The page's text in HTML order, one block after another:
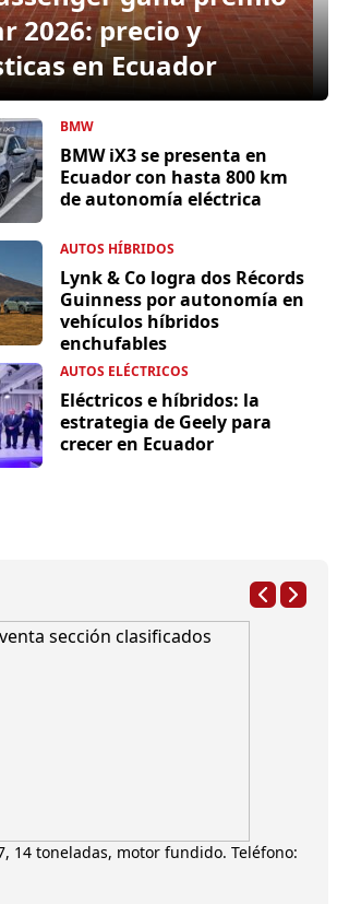
2026: precio y
en Ecuador
BMW
BMW iX3 se presenta en
Ecuador con hasta 800 km
de autonomía eléctrica
AUTOS HÍBRIDOS
Lynk & Co logra dos Récords
Guinness por autonomía en
vehículos híbridos
enchufables
AUTOS ELÉCTRICOS
Eléctricos e híbridos: la
estrategia de Geely para
crecer en Ecuador
14 toneladas, motor fundido. Teléfono: